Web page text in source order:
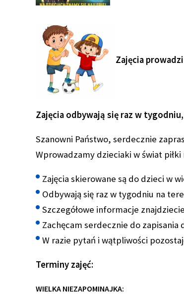
Zajęcia prowadzi
Zajęcia odbywają się raz w
Szanowni Państwo, serdecznie
Wprowadzamy dzieciaki w świat
Zajęcia skierowane są do dzieci w
Odbywają się raz w tygodniu na
Szczegółowe informacje
Zachęcam serdecznie do zapisania
W razie pytań i wątpliwości
Terminy zajęć:
WIELKA NIEZAPOMINAJKA: